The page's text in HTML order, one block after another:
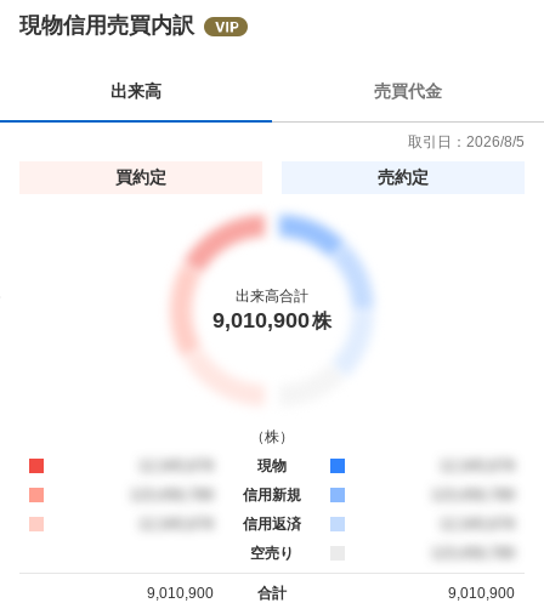
い
7
現物信用売買内訳
出来高 売買代金
取引日： 2026/8/5
買約定 売約定
出来高合計
9,010,900株
（株）
現物
信用新規
信用返済
空売り
合計
9,010,900 9,010,900